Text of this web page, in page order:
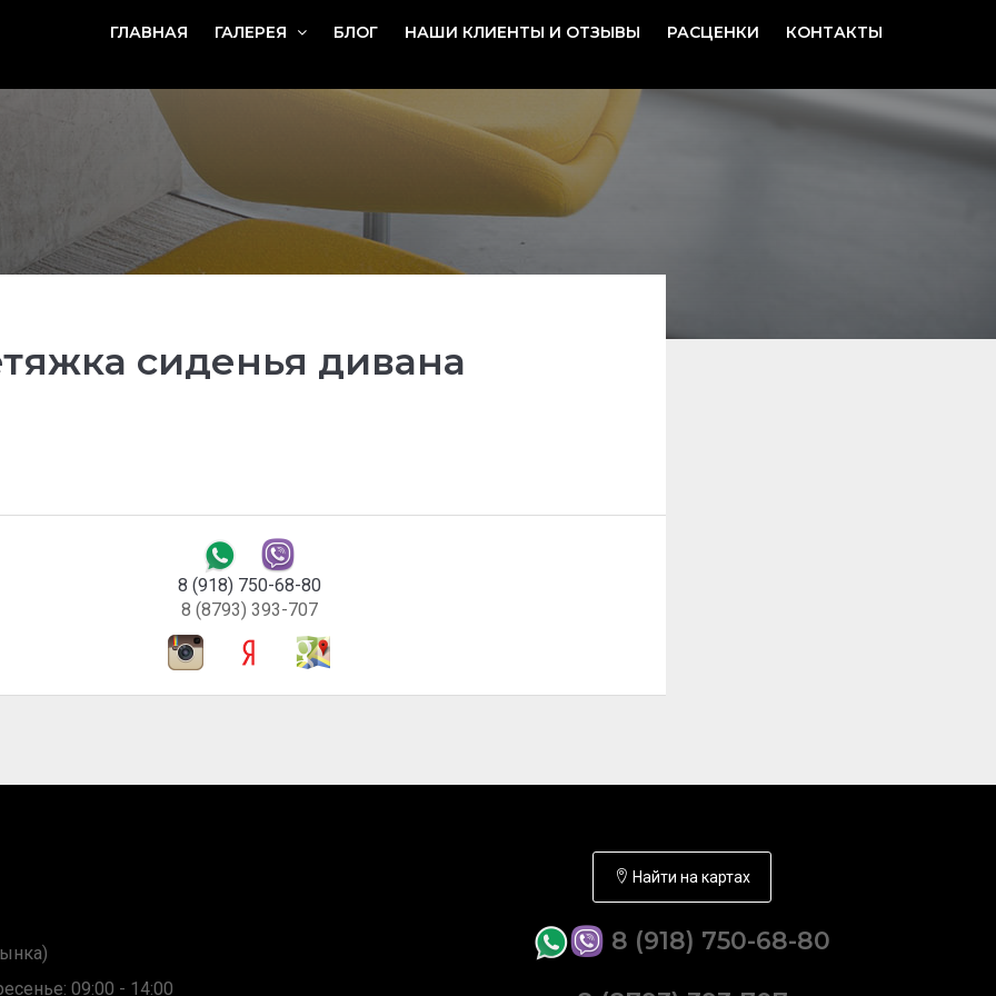
ГЛАВНАЯ ГАЛЕРЕЯ БЛОГ НАШИ КЛИЕНТЫ И ОТЗЫВЫ РАСЦЕНКИ КОНТАКТЫ
сиденья дивана
8 (918) 750-68-80
8 (8793) 393-707
09:00 - 14:00
Найти на картах
8 (918) 750-68-80